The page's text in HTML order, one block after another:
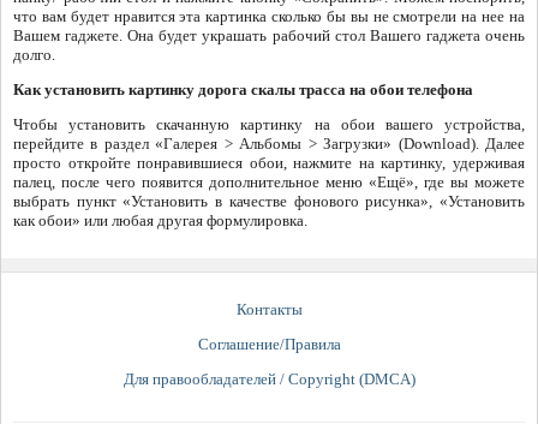
что вам будет нравится эта картинка сколько бы вы не смотрели на нее на
Вашем гаджете. Она будет украшать рабочий стол Вашего гаджета очень
долго.
Как установить картинку дорога скалы трасса на обои телефона
Чтобы установить скачанную картинку на обои вашего устройства,
перейдите в раздел «Галерея > Альбомы > Загрузки» (Download). Далее
просто откройте понравившиеся обои, нажмите на картинку, удерживая
палец, после чего появится дополнительное меню «Ещё», где вы можете
выбрать пункт «Установить в качестве фонового рисунка», «Установить
как обои» или любая другая формулировка.
Контакты
Соглашение/Правила
Для правообладателей / Copyright (DMCA)